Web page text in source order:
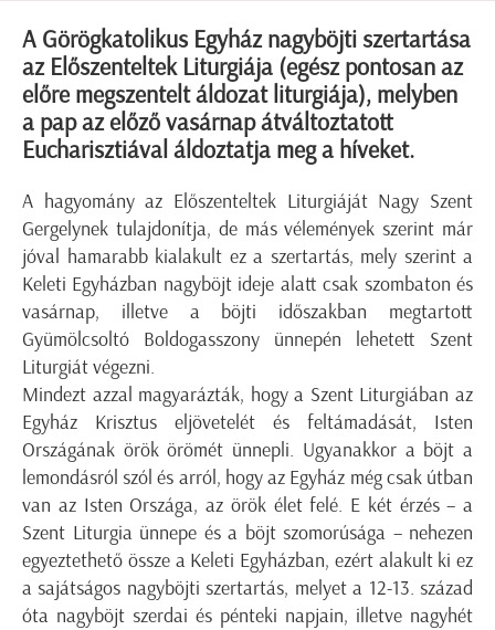
A Görögkatolikus Egyház nagyböjti szertartása
az Előszenteltek Liturgiája (egész pontosan az
előre megszentelt áldozat liturgiája), melyben
a pap az előző vasárnap átváltoztatott
Eucharisztiával áldoztatja meg a híveket.
A hagyomány az Előszenteltek Liturgiáját Nagy Szent
Gergelynek tulajdonítja, de más vélemények szerint már
jóval hamarabb kialakult ez a szertartás, mely szerint a
Keleti Egyházban nagyböjt ideje alatt csak szombaton és
vasárnap, illetve a böjti időszakban megtartott
Gyümölcsoltó Boldogasszony ünnepén lehetett Szent
Liturgiát végezni.
Mindezt azzal magyarázták, hogy a Szent Liturgiában az
Egyház Krisztus eljövetelét és feltámadását, Isten
Országának örök örömét ünnepli. Ugyanakkor a böjt a
lemondásról szól és arról, hogy az Egyház még csak útban
van az Isten Országa, az örök élet felé. E két érzés – a
Szent Liturgia ünnepe és a böjt szomorúsága – nehezen
egyeztethető össze a Keleti Egyházban, ezért alakult ki ez
a sajátságos nagyböjti szertartás, melyet a 12-13. század
óta nagyböjt szerdai és pénteki napjain, illetve nagyhét